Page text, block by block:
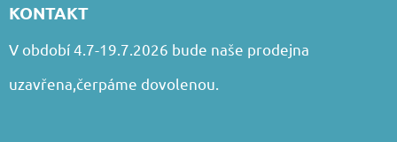
KONTAKT
V období 4.7-19.7.2026 bude naše prodejna
uzavřena,čerpáme dovolenou.